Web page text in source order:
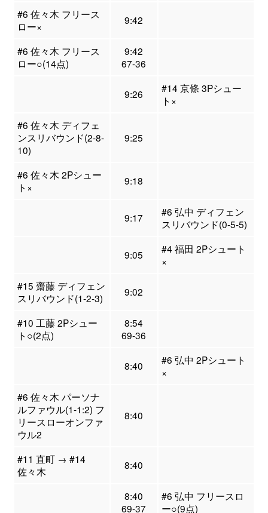
#6 佐々木 フリース
ロー×
9:42
#6 佐々木 フリース
ロー○(14点)
9:42
67-36
9:26
#14 京條 3Pシュー
ト×
#6 佐々木 ディフェ
ンスリバウンド(2-8-
10)
9:25
#6 佐々木 2Pシュー
ト×
9:18
9:17
#6 弘中 ディフェン
スリバウンド(0-5-5)
9:05
#4 福田 2Pシュート
×
#15 齋藤 ディフェン
スリバウンド(1-2-3)
9:02
#10 工藤 2Pシュー
ト○(2点)
8:54
69-36
8:40
#6 弘中 2Pシュート
×
#6 佐々木 パーソナ
ルファウル(1-1:2) フ
リースローオンファ
ウル2
8:40
#11 直町 → #14
佐々木
8:40
8:40
69-37
#6 弘中 フリースロ
ー○(9点)